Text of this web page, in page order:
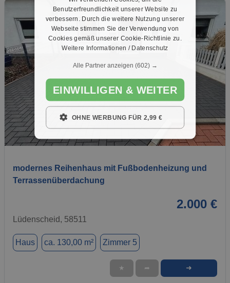
1 / 17
modernes Reihenhaus mit Fußbodenheizung und
Terrassenüberdachung
2.000 €
Lüdenscheid, 58511
Haus ca. 130,00 m² Zimmer 5
★ ➦ ➜
Benutzerfreundlichkeit unserer Website zu
verbessern. Durch die weitere Nutzung unserer
Webseite stimmen Sie der Verwendung von
Cookies gemäß unserer Cookie-Richtlinie zu.
Weitere Informationen / Datenschutz
Alle Partner anzeigen (602) →
EINWILLIGEN & WEITER
OHNE WERBUNG FÜR 2,99 €